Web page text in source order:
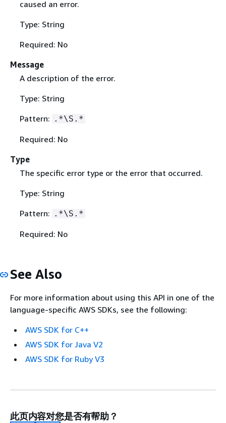
caused an error.
Type: String
Required: No
Message
A description of the error.
Type: String
Pattern: .*\S.*
Required: No
Type
The specific error type or the error that occurred.
Type: String
Pattern: .*\S.*
Required: No
See Also
For more information about using this API in one of the
language-specific AWS SDKs, see the following:
AWS SDK for C++
AWS SDK for Java V2
AWS SDK for Ruby V3
此页内容对您是否有帮助？